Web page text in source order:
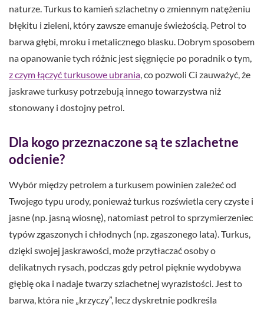
naturze. Turkus to kamień szlachetny o zmiennym natężeniu
błękitu i zieleni, który zawsze emanuje świeżością. Petrol to
barwa głębi, mroku i metalicznego blasku. Dobrym sposobem
na opanowanie tych różnic jest sięgnięcie po poradnik o tym,
z czym łączyć turkusowe ubrania, co pozwoli Ci zauważyć, że
jaskrawe turkusy potrzebują innego towarzystwa niż
stonowany i dostojny petrol.
Dla kogo przeznaczone są te szlachetne
odcienie?
Wybór między petrolem a turkusem powinien zależeć od
Twojego typu urody, ponieważ turkus rozświetla cery czyste i
jasne (np. jasną wiosnę), natomiast petrol to sprzymierzeniec
typów zgaszonych i chłodnych (np. zgaszonego lata). Turkus,
dzięki swojej jaskrawości, może przytłaczać osoby o
delikatnych rysach, podczas gdy petrol pięknie wydobywa
głębię oka i nadaje twarzy szlachetnej wyrazistości. Jest to
barwa, która nie „krzyczy”, lecz dyskretnie podkreśla